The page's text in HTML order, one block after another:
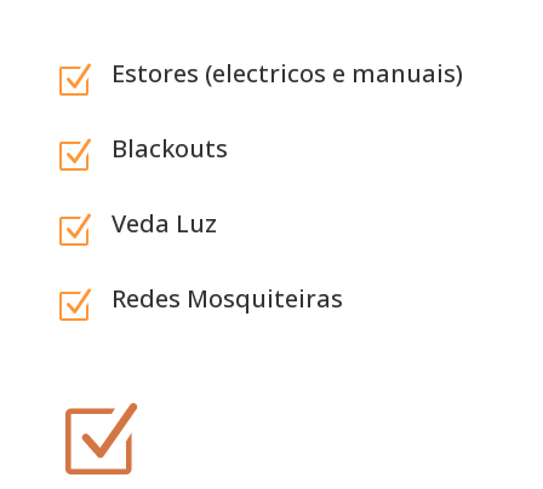
Z Estores (electricos e manuais)
Z Blackouts
Z Veda Luz
Z Redes Mosquiteiras
Z